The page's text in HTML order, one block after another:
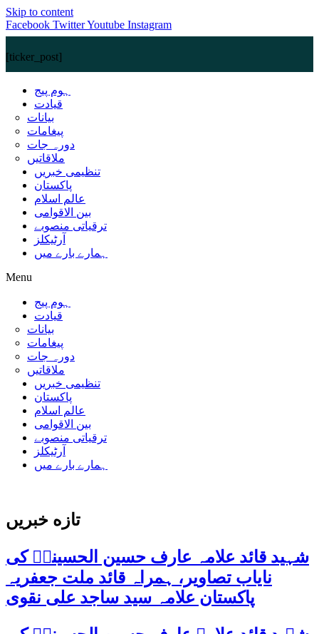
Skip to content
Facebook TwitterYoutube Instagram
[ticker_post]
ہوم پیج
قیادت
بیانات
پیغامات
دورہ جات
ملاقاتیں
تنظیمی خبریں
پاکستان
عالم اسلام
بین الاقوامی
ترقیاتی منصوبے
آرٹیکلز
ہمارے بارے میں
Menu
ہوم پیج
قیادت
بیانات
پیغامات
دورہ جات
ملاقاتیں
تنظیمی خبریں
پاکستان
عالم اسلام
بین الاقوامی
ترقیاتی منصوبے
آرٹیکلز
ہمارے بارے میں
تازه خبریں
شہید قائد علامہ عارف حسین الحسینیؒ کی
نایاب تصاویر، ہمراہ قائد ملت جعفریہ
پاکستان علامہ سید ساجد علی نقوی